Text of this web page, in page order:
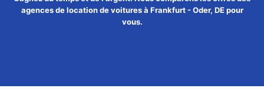
agences de location de voitures à Frankfurt - Oder, DE pour
vous.